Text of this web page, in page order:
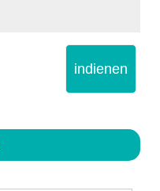
indienen